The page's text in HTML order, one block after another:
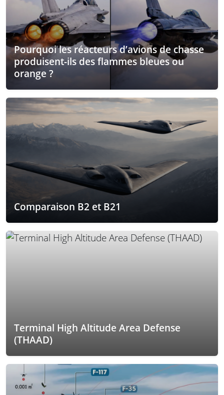
Pourquoi les réacteurs d’avions de chasse
produisent-ils des flammes bleues ou
orange ?
Comparaison B2 et B21
Terminal High Altitude Area Defense
(THAAD)